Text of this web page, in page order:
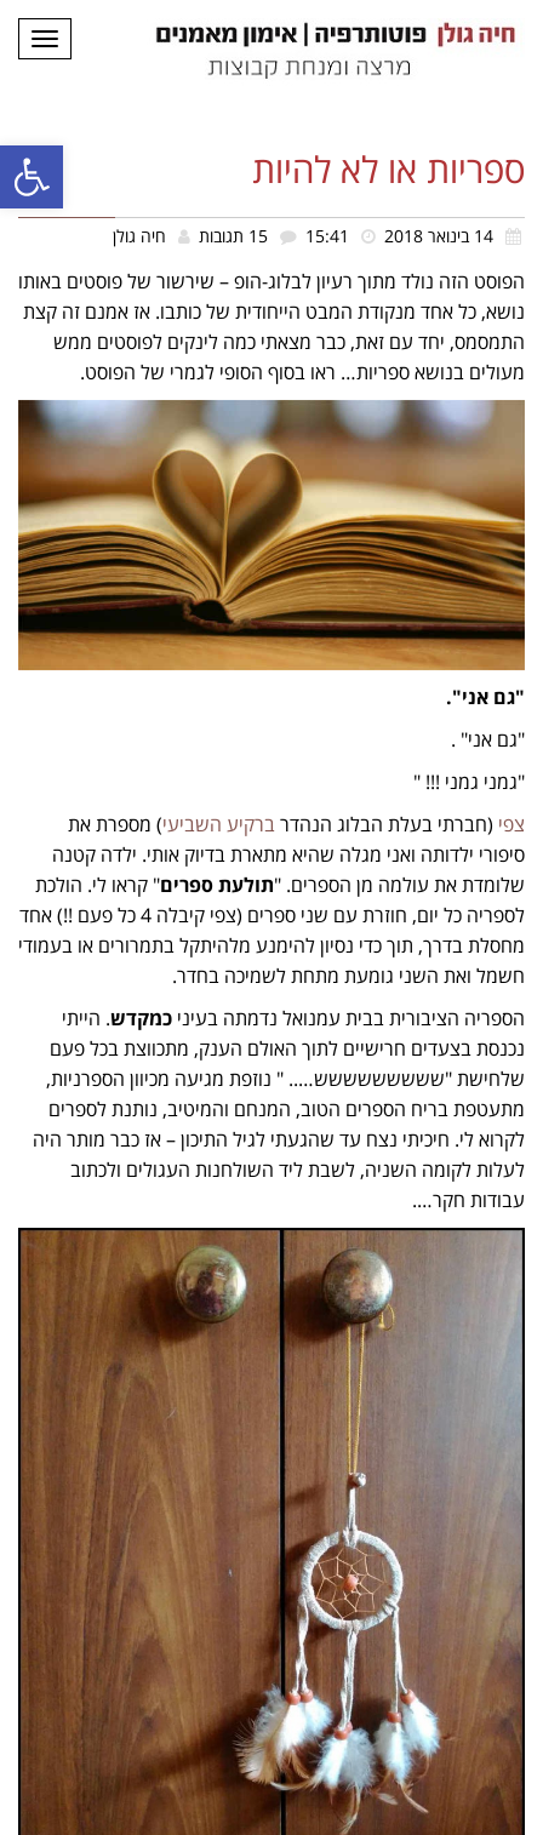
פתח ספריות או לא להיות
15 תגובות חיה גולן
הפוסט הזה נולד מתוך רעיון לבלוג-הופ – שירשור של פוסטים באותו
נושא, כל אחד מנקודת המבט הייחודית של כותבו. אז אמנם זה קצת
התמסמס, יחד עם זאת, כבר מצאתי כמה לינקים לפוסטים ממש
מעולים בנושא ספריות… ראו בסוף הסופי לגמרי של הפוסט.
"גם אני".
"גם אני" .
"גמני גמני !!! "
צפי (חברתי בעלת הבלוג הנהדרברקיע השביעי) מספרת את
סיפורי ילדותה ואני מגלה שהיא מתארת בדיוק אותי. ילדה קטנה
שלומדת את עולמה מן הספרים. "תולעת ספרים" קראו לי. הולכת
לספריה כל יום, חוזרת עם שני ספרים (צפי קיבלה 4 כל פעם !!) אחד
מחסלת בדרך, תוך כדי נסיון להימנע מלהיתקל בתמרורים או בעמודי
חשמל ואת השני גומעת מתחת לשמיכה בחדר.
הספריה הציבורית בבית עמנואל נדמתה בעיני כמקדש. הייתי
נכנסת בצעדים חרישיים לתוך האולם הענק, מתכווצת בכל פעם
שלחישת "ששששששששש….. " נוזפת מגיעה מכיוון הספרניות,
מתעטפת בריח הספרים הטוב, המנחם והמיטיב, נותנת לספרים
לקרוא לי. חיכיתי נצח עד שהגעתי לגיל התיכון – אז כבר מותר היה
לעלות לקומה השניה, לשבת ליד השולחנות העגולים ולכתוב
עבודות חקר….